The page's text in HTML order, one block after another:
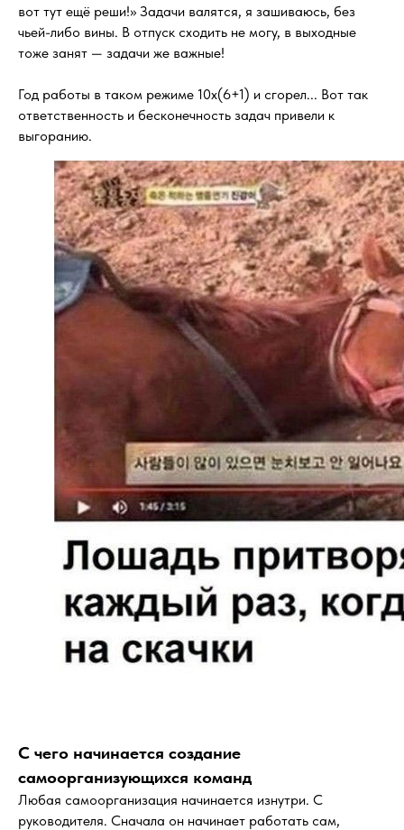
вот тут ещё реши!» Задачи валятся, я зашиваюсь, без
чьей-либо вины. В отпуск сходить не могу, в выходные
тоже занят — задачи же важные!
Год работы в таком режиме 10х(6+1) и сгорел... Вот так
ответственность и бесконечность задач привели к
выгоранию.
С чего начинается создание
самоорганизующихся команд
Любая самоорганизация начинается изнутри. С
руководителя. Сначала он начинает работать сам,